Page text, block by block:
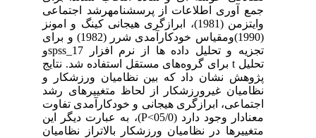
جمع آوری اطلاعات از پرسشنامهرشد اجتماعی
وایتزمن (1981)، ابرازگری هیجانی کینگ و امونز
(1990)ومقیاس خودکارآمدی شرر (1982) و برای
تجزیه و تحلیل داده ها از نرم افزار 17_spssو
تحلیل t برای گروه‌های مستقل استفاده شد. نتایج
پژوهش نشان داد که بین نظامیان ورزشکار و
نظامیان غیرورزشکار از لحاظ متغییرهای رشد
اجتماعی، ابرازگری هیجانی و خودکارآمدی تفاوت
معنادار وجود دارد (05/0>P)، به عبارت دیگر این
متغییرها در نظامیان ورزشکار بالاتراز نظامیان